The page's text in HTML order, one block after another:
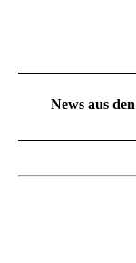
News aus